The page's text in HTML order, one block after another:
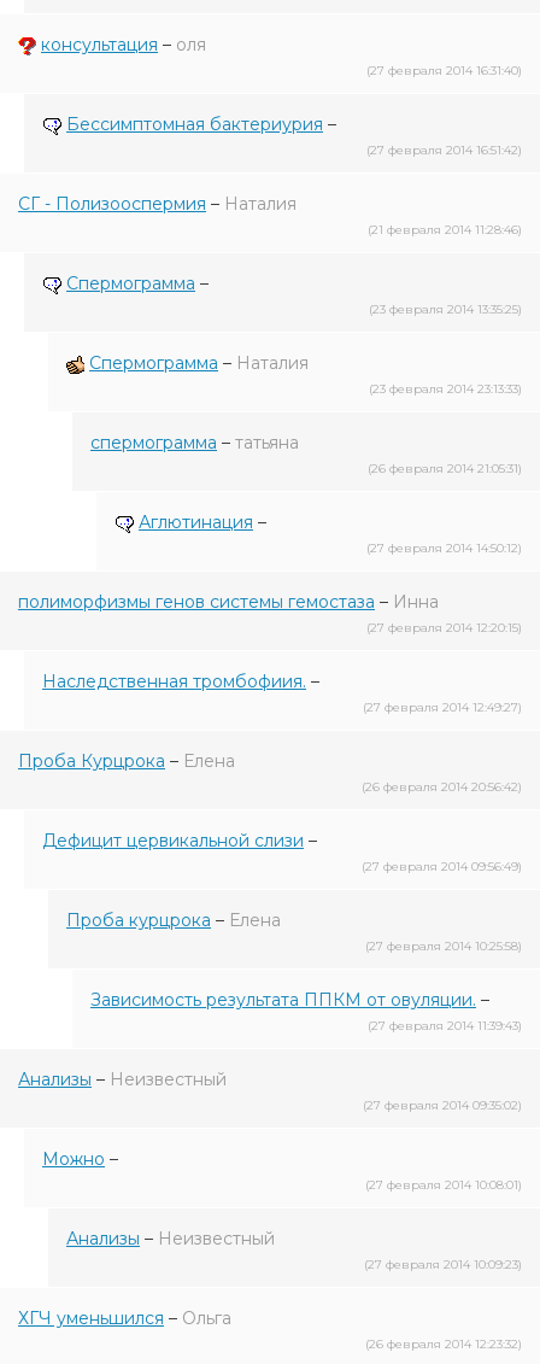
консультация – оля
(27 февраля 2014 16:31:40)
Бессимптомная бактериурия –
(27 февраля 2014 16:51:42)
СГ - Полизооспермия – Наталия
(21 февраля 2014 11:28:46)
Спермограмма –
(23 февраля 2014 13:35:25)
Спермограмма – Наталия
(23 февраля 2014 23:13:33)
спермограмма – татьяна
(26 февраля 2014 21:05:31)
Аглютинация –
(27 февраля 2014 14:50:12)
полиморфизмы генов системы гемостаза – Инна
(27 февраля 2014 12:20:15)
Наследственная тромбофиия. –
(27 февраля 2014 12:49:27)
Проба Курцрока – Елена
(26 февраля 2014 20:56:42)
Дефицит цервикальной слизи –
(27 февраля 2014 09:56:49)
Проба курцрока – Елена
(27 февраля 2014 10:25:58)
Зависимость результата ППКМ от овуляции. –
(27 февраля 2014 11:39:43)
Анализы – Неизвестный
(27 февраля 2014 09:35:02)
Можно –
(27 февраля 2014 10:08:01)
Анализы – Неизвестный
(27 февраля 2014 10:09:23)
ХГЧ уменьшился – Ольга
(26 февраля 2014 12:23:32)